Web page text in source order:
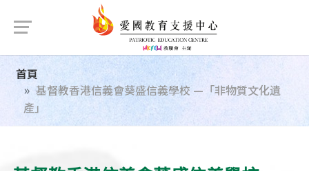
首頁
基督教香港信義會葵盛信義學校 —「非物質文化遺
產」